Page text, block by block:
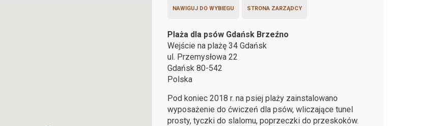
NAWIGUJ DO WYBIEGU STRONA ZARZĄDCY
Plaża dla psów Gdańsk Brzeźno
Wejście na plażę 34 Gdańsk
ul. Przemysłowa 22
Gdańsk80-542
Polska
Pod koniec 2018 r. na psiej plaży zainstalowano
wyposażenie do ćwiczeń dla psów, wliczające tunel
prosty, tyczki do slalomu, poprzeczki do przeskoków.